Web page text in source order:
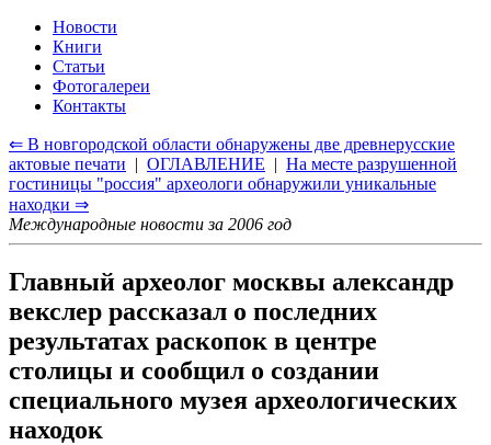
Новости
Книги
Статьи
Фотогалереи
Контакты
⇐ В новгородской области обнаружены две древнерусские
актовые печати | ОГЛАВЛЕНИЕ | На месте разрушенной
гостиницы "россия" археологи обнаружили уникальные
находки ⇒
Международные новости за 2006 год
Главный археолог москвы александр
векслер рассказал о последних
результатах раскопок в центре
столицы и сообщил о создании
специального музея археологических
находок